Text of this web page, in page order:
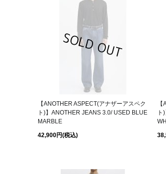
【ANOTHER ASPECT(アナザーアスペク
ト)】ANOTHER JEANS 3.0/ USED BLUE
MARBLE
42,900円(税込)
ト